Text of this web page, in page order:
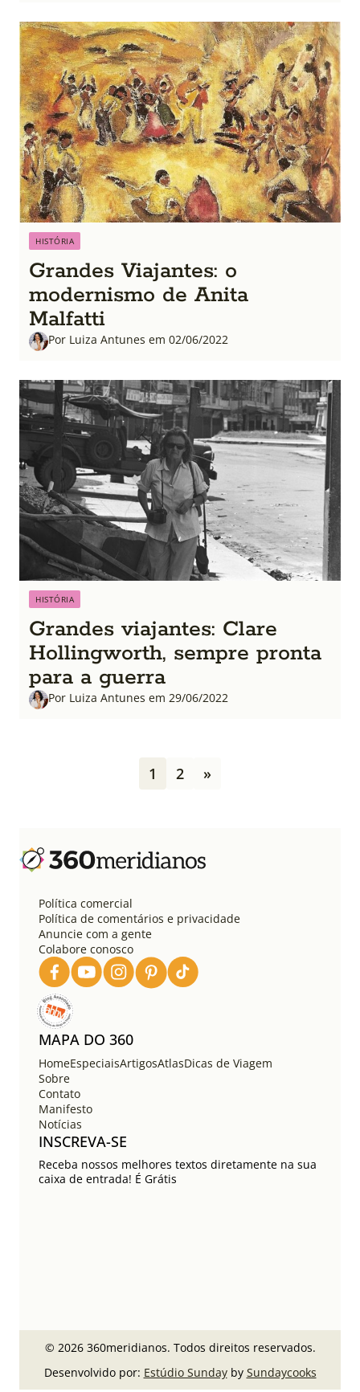
HISTÓRIA
Grandes Viajantes: o
modernismo de Anita
Malfatti
Por Luiza Antunes em 02/06/2022
HISTÓRIA
Grandes viajantes: Clare
Hollingworth, sempre pronta
para a guerra
Por Luiza Antunes em 29/06/2022
a
ç
1 2 »
Política comercial
Política de comentários e privacidade
Anuncie com a gente
Colabore conosco
MAPA DO 360
HomeEspeciaisArtigosAtlasDicas de Viagem
Sobre
Contato
Manifesto
Notícias
INSCREVA-SE
Receba nossos melhores textos diretamente na sua
caixa de entrada! É Grátis
© 2026 360meridianos. Todos direitos reservados.
Desenvolvido por: Estúdio Sundayby Sundaycooks